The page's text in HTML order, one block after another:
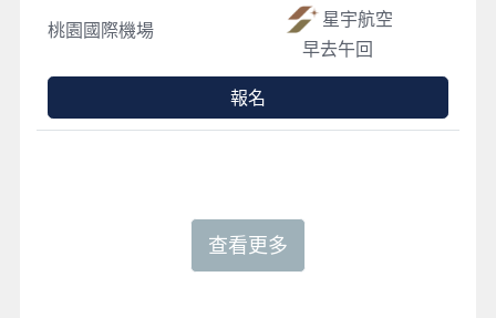
桃園國際機場
星宇航空
早去午回
報名
查看更多